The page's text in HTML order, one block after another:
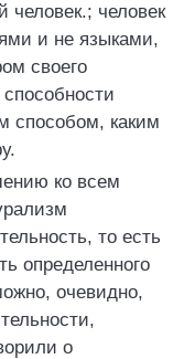
человек
и не языками,
своего
способом, каким
ко всем
то есть
определенного
очевидно,
о